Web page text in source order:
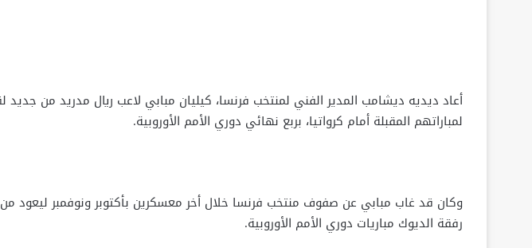
أعاد ديديه ديشامب المدير الفني لمنتخب فرنسا، كيليان مبابي لاعب ريال مدريد من جديد
لمباراتهم المقبلة أمام كرواتيا، بربع نهائي دوري الأمم الأوروبية.
رفقة الديوك مباريات دوري الأمم الأوروبية.